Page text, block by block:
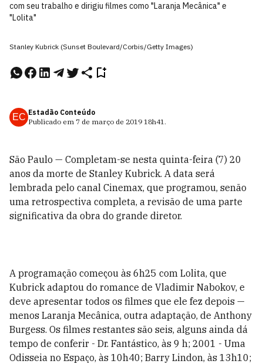
com seu trabalho e dirigiu filmes como "Laranja Mecânica" e
"Lolita"
Stanley Kubrick (Sunset Boulevard/Corbis/Getty Images)
EC Estadão Conteúdo
Publicado em 7 de março de 2019 18h41.
São Paulo — Completam-se nesta quinta-feira (7) 20
anos da morte de Stanley Kubrick. A data será
lembrada pelo canal Cinemax, que programou, senão
uma retrospectiva completa, a revisão de uma parte
significativa da obra do grande diretor.
A programação começou às 6h25 com Lolita, que
Kubrick adaptou do romance de Vladimir Nabokov, e
deve apresentar todos os filmes que ele fez depois —
menos Laranja Mecânica, outra adaptação, de Anthony
Burgess. Os filmes restantes são seis, alguns ainda dá
tempo de conferir - Dr. Fantástico, às 9 h; 2001 - Uma
Odisseia no Espaço, às 10h40; Barry Lindon, às 13h10;